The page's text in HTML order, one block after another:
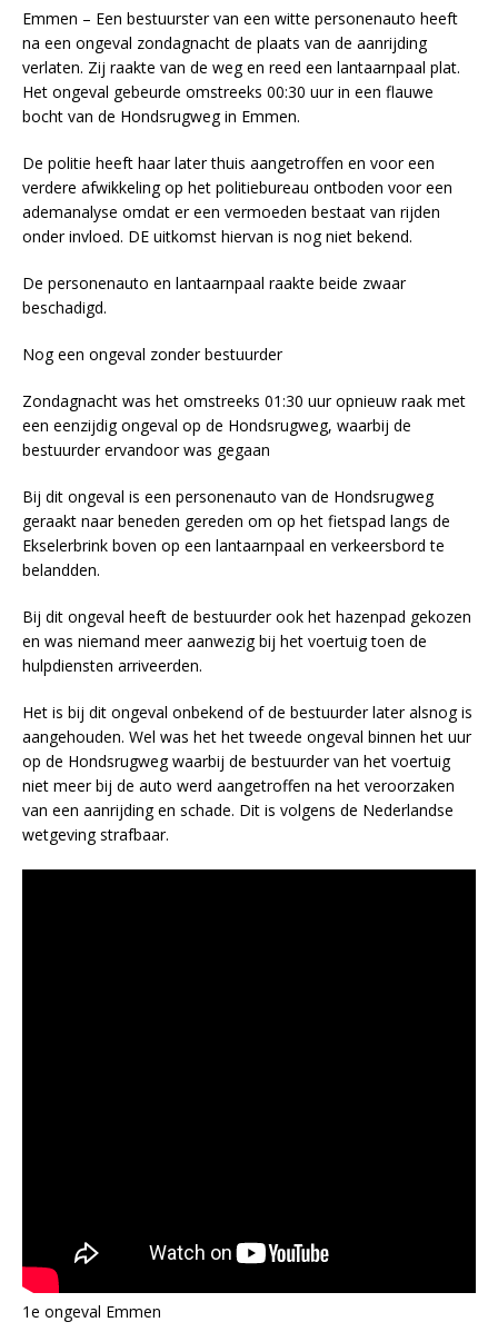
Emmen – Een bestuurster van een witte personenauto heeft
na een ongeval zondagnacht de plaats van de aanrijding
verlaten. Zij raakte van de weg en reed een lantaarnpaal plat.
Het ongeval gebeurde omstreeks 00:30 uur in een flauwe
bocht van de Hondsrugweg in Emmen.
De politie heeft haar later thuis aangetroffen en voor een
verdere afwikkeling op het politiebureau ontboden voor een
ademanalyse omdat er een vermoeden bestaat van rijden
onder invloed. DE uitkomst hiervan is nog niet bekend.
De personenauto en lantaarnpaal raakte beide zwaar
beschadigd.
Nog een ongeval zonder bestuurder
Zondagnacht was het omstreeks 01:30 uur opnieuw raak met
een eenzijdig ongeval op de Hondsrugweg, waarbij de
bestuurder ervandoor was gegaan
Bij dit ongeval is een personenauto van de Hondsrugweg
geraakt naar beneden gereden om op het fietspad langs de
Ekselerbrink boven op een lantaarnpaal en verkeersbord te
belandden.
Bij dit ongeval heeft de bestuurder ook het hazenpad gekozen
en was niemand meer aanwezig bij het voertuig toen de
hulpdiensten arriveerden.
Het is bij dit ongeval onbekend of de bestuurder later alsnog is
aangehouden. Wel was het het tweede ongeval binnen het uur
op de Hondsrugweg waarbij de bestuurder van het voertuig
niet meer bij de auto werd aangetroffen na het veroorzaken
van een aanrijding en schade. Dit is volgens de Nederlandse
wetgeving strafbaar.
1e ongeval Emmen